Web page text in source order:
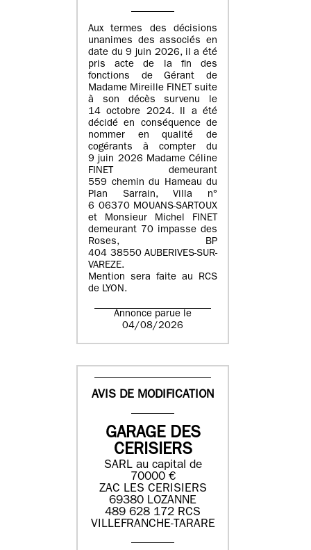
Aux termes des décisions
unanimes des associés en
date du 9 juin 2026, il a été
pris acte de la fin des
fonctions de Gérant de
Madame Mireille FINET suite
à son décès survenu le
14 octobre 2024. Il a été
décidé en conséquence de
nommer en qualité de
cogérants à compter du
9 juin 2026 Madame Céline
FINET demeurant
559 chemin du Hameau du
Plan Sarrain, Villa n°
6 06370 MOUANS-SARTOUX
et Monsieur Michel FINET
demeurant 70 impasse des
Roses, BP
404 38550 AUBERIVES-SUR-
VAREZE.
Mention sera faite au RCS
de LYON.
Annonce parue le
04/08/2026
AVIS DE MODIFICATION
GARAGE DES
CERISIERS
SARL au capital de
70000 €
ZAC LES CERISIERS
69380 LOZANNE
489 628 172 RCS
VILLEFRANCHE-TARARE